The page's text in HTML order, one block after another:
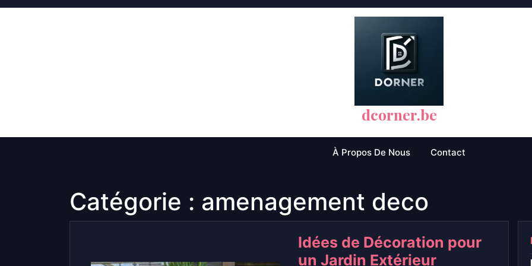
Skip
dcorner.be
À Propos De Nous Contact
Catégorie : amenagement deco
Idées de Décoration pour
un Jardin Extérieur